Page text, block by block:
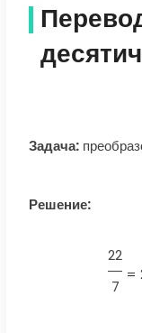
Задача:
Решение:
22
7
=